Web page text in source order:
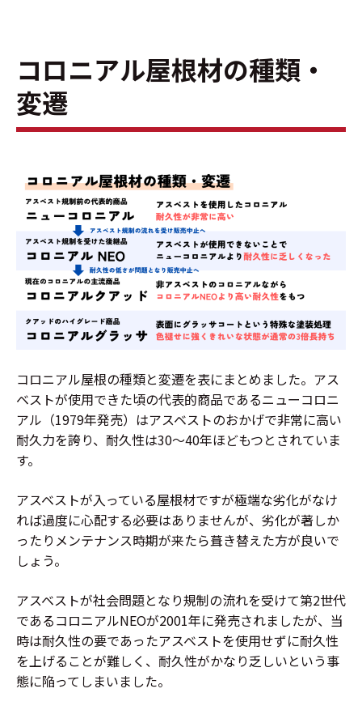
コロニアル屋根材の種類・
変遷
コロニアル屋根の種類と変遷を表にまとめました。アス
ベストが使用できた頃の代表的商品であるニューコロニ
アル（1979年発売）はアスベストのおかげで非常に高い
耐久力を誇り、耐久性は30〜40年ほどもつとされていま
す。
アスベストが入っている屋根材ですが極端な劣化がなけ
れば過度に心配する必要はありませんが、劣化が著しか
ったりメンテナンス時期が来たら葺き替えた方が良いで
しょう。
アスベストが社会問題となり規制の流れを受けて第2世代
であるコロニアルNEOが2001年に発売されましたが、当
時は耐久性の要であったアスベストを使用せずに耐久性
を上げることが難しく、耐久性がかなり乏しいという事
態に陥ってしまいました。